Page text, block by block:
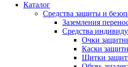
Каталог
Средства защиты и
Заземления
Средства
Очки
Каски
Щитки